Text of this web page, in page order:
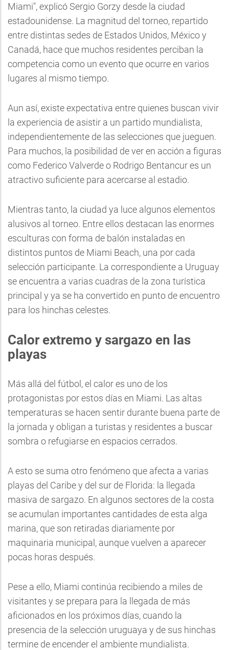
Miami", explicó Sergio Gorzy desde la ciudad
estadounidense. La magnitud del torneo, repartido
entre distintas sedes de Estados Unidos, México y
Canadá, hace que muchos residentes perciban la
competencia como un evento que ocurre en varios
lugares al mismo tiempo.
Aun así, existe expectativa entre quienes buscan vivir
la experiencia de asistir a un partido mundialista,
independientemente de las selecciones que jueguen.
Para muchos, la posibilidad de ver en acción a figuras
como Federico Valverde o Rodrigo Bentancur es un
atractivo suficiente para acercarse al estadio.
Mientras tanto, la ciudad ya luce algunos elementos
alusivos al torneo. Entre ellos destacan las enormes
esculturas con forma de balón instaladas en
distintos puntos de Miami Beach, una por cada
selección participante. La correspondiente a Uruguay
se encuentra a varias cuadras de la zona turística
principal y ya se ha convertido en punto de encuentro
para los hinchas celestes.
Calor extremo y sargazo en las
playas
Más allá del fútbol, el calor es uno de los
protagonistas por estos días en Miami. Las altas
temperaturas se hacen sentir durante buena parte de
la jornada y obligan a turistas y residentes a buscar
sombra o refugiarse en espacios cerrados.
A esto se suma otro fenómeno que afecta a varias
playas del Caribe y del sur de Florida: la llegada
masiva de sargazo. En algunos sectores de la costa
se acumulan importantes cantidades de esta alga
marina, que son retiradas diariamente por
maquinaria municipal, aunque vuelven a aparecer
pocas horas después.
Pese a ello, Miami continúa recibiendo a miles de
visitantes y se prepara para la llegada de más
aficionados en los próximos días, cuando la
presencia de la selección uruguaya y de sus hinchas
termine de encender el ambiente mundialista.